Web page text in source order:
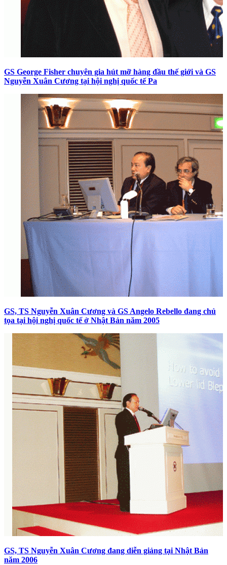
GS George Fisher chuyên gia hút mỡ hàng đầu thế giới và GS
Nguyễn Xuân Cương tại hội nghị quốc tế Pa
GS, TS Nguyễn Xuân Cương và GS Angelo Rebello đang chủ
tọa tại hội nghị quốc tế ở Nhật Bản năm 2005
GS, TS Nguyễn Xuân Cương đang diễn giảng tại Nhật Bản
năm 2006